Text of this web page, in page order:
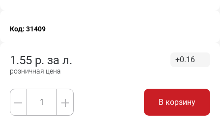
Код: 31409
1.55 р. за л.
розничная цена
+0.16
В корзину